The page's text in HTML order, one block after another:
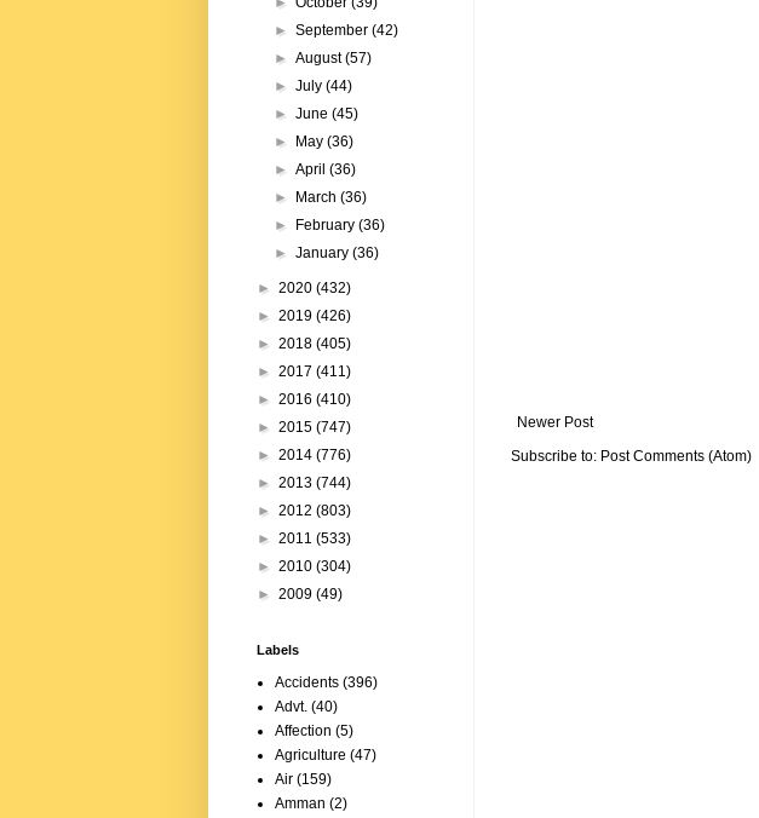
Newer Post
Subscribe to: Post Comments (Atom)
►September(42)
►August(57)
►July(44)
►June(45)
►
May(36)
►April(36)
►
March(36)
►
February(36)
►January(36)
► 2020 (432)
► 2019 (426)
► 2018 (405)
► 2017 (411)
► 2016 (410)
► 2015 (747)
► 2014 (776)
► 2013 (744)
► 2012 (803)
► 2011 (533)
► 2010 (304)
► 2009 (49)
Labels
Accidents (396)
Advt. (40)
Affection (5)
Agriculture (47)
Air (159)
Amman (2)